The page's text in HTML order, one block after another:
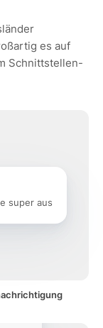
es auf
Schnittstellen-
super aus